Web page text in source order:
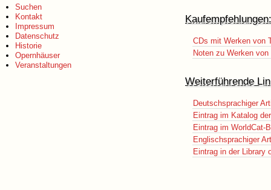
Suchen
Kontakt
Impressum
Datenschutz
Historie
Opernhäuser
Veranstaltungen
Kaufempfehlungen:
CDs mit Werken von
Noten zu Werken
Weiterführende
Deutschsprachiger
Eintrag im Katalog
Eintrag im WorldCat-
Englischsprachiger
Eintrag in der Library